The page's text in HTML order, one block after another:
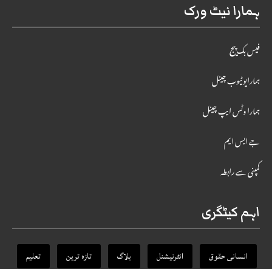
ہمارا نیٹ ورک
فیس بک پیج
ہمارایوٹیوب چینل
ہمارا وٹس ایپ چینل
جے ایس ایم
کمپنی سے رابطہ
اہم کیٹگری
انسانی حقوق انٹرنیشنل بلاگ تازہ ترین تعلیم